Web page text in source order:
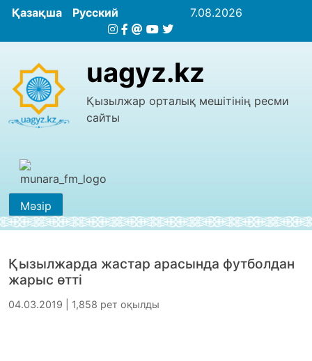
Қазақша Русский 7.08.2026
uagyz.kz
Қызылжар орталық мешітінің ресми
сайты
Мәзір
Қызылжарда жастар арасында футболдан
жарыс өтті
04.03.2019 | 1,858 рет оқылды